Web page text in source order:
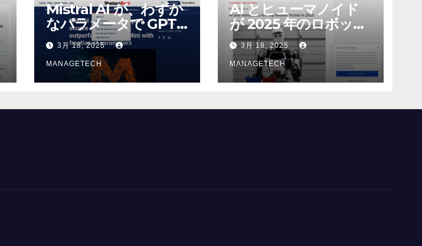
Mistral AI が、わずか
なパラメータで GPT-
4o Mini を上回る新し
いオープンソース モ
デルをリリース |
VentureBeat
3月 18, 2025
MANAGETECH
AI とヒューマノイド
が 2025 年のロボット
のトップトレンドに |
ASSEMBLY
3月 18, 2025
MANAGETECH